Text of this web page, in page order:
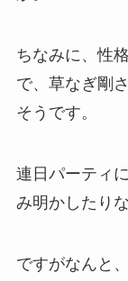
ちなみに、性
で、草なぎ剛
そうです。
連日パーティ
み明かしたり
ですがなんと、